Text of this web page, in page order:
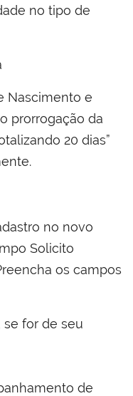
no tipo de
Nascimento e
prorrogação da
20 dias”
no novo
Solicito
os campos
se for de seu
de